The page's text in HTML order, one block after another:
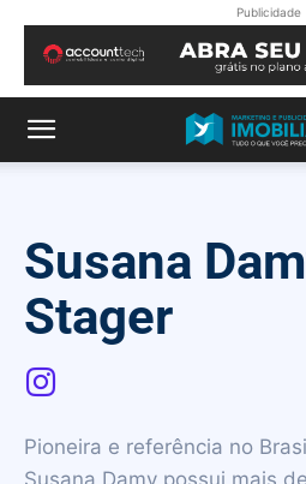
Publicidade
Susana
Stager
Pioneira e referência no
Susana Damy possui mais